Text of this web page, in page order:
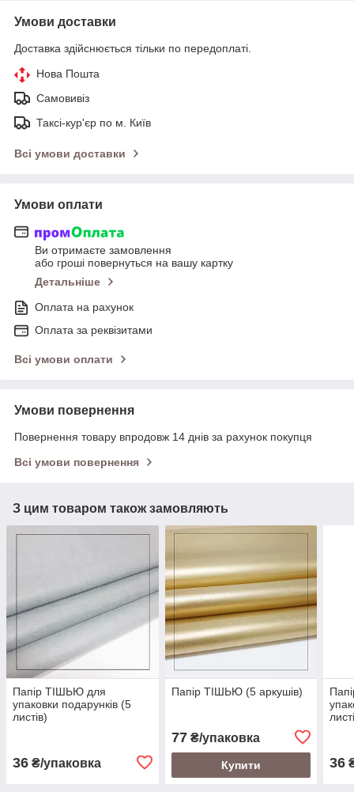
Умови доставки
Доставка здійснюється тільки по передоплаті.
Нова Пошта
Самовивіз
Таксі-кур'єр по м. Київ
Всі умови доставки
Умови оплати
Ви отримаєте замовлення
або гроші повернуться на вашу картку
Детальніше
Оплата на рахунок
Оплата за реквізитами
Всі умови оплати
Умови повернення
Повернення товару впродовж 14 днів за рахунок покупця
Всі умови повернення
З цим товаром також замовляють
Папір ТІШЬЮ для
упаковки подарунків (5
листів)
36 ₴/упаковка
Папір ТІШЬЮ (5 аркушів)
77₴/упаковка
Купити 36